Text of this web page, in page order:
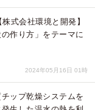
式会社環境と開発】
作り方」をテーマに
2024年05月16日 01時
ップ乾燥システムを